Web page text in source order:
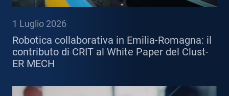
1 Luglio 2026
Robotica collaborativa in Emilia-Romagna: il
contributo di CRIT al White Paper del Clust-
ER MECH